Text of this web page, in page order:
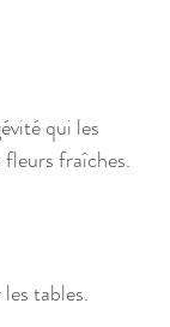
qui les
fleurs fraîches.
tables.